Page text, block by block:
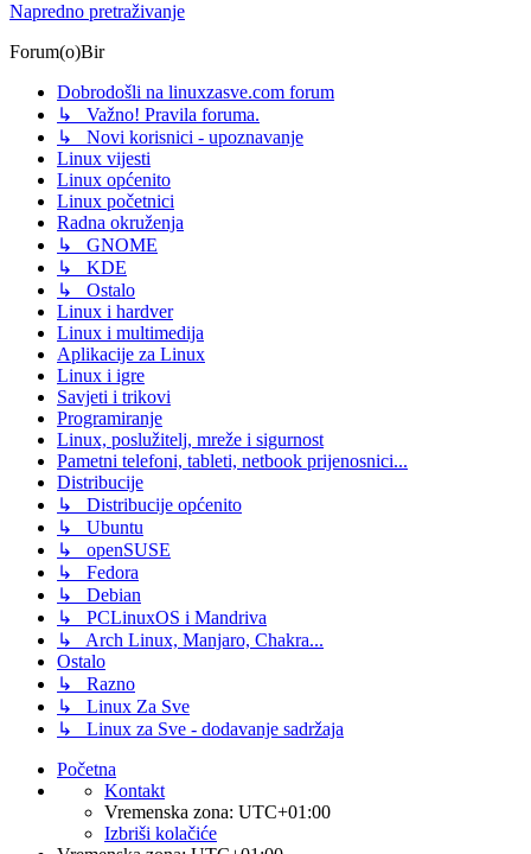
Napredno pretraživanje
Forum(o)Bir
Dobrodošli na linuxzasve.com forum
↳ Važno! Pravila foruma.
↳ Novi korisnici - upoznavanje
Linux vijesti
Linux općenito
Linux početnici
Radna okruženja
↳ GNOME
↳ KDE
↳ Ostalo
Linux i hardver
Linux i multimedija
Aplikacije za Linux
Linux i igre
Savjeti i trikovi
Programiranje
Linux, poslužitelj, mreže i sigurnost
Pametni telefoni, tableti, netbook prijenosnici...
Distribucije
↳ Distribucije općenito
↳ Ubuntu
↳ openSUSE
↳ Fedora
↳ Debian
↳ PCLinuxOS i Mandriva
↳ Arch Linux, Manjaro, Chakra...
Ostalo
↳ Razno
↳ Linux Za Sve
↳ Linux za Sve - dodavanje sadržaja
Početna
Kontakt
Vremenska zona: UTC+01:00
Izbriši kolačiće